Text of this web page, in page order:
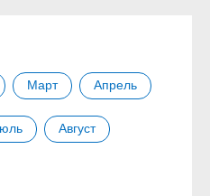
Март Апрель
Август